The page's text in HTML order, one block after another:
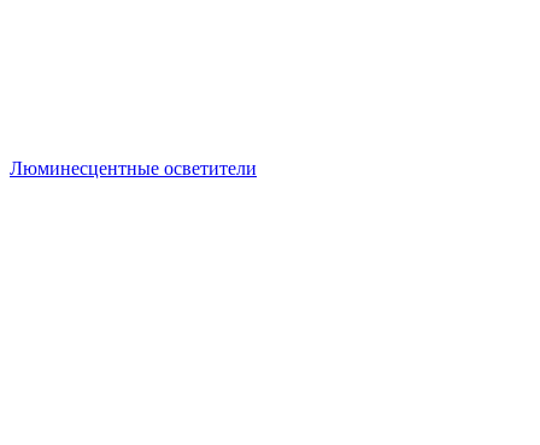
Люминесцентные осветители